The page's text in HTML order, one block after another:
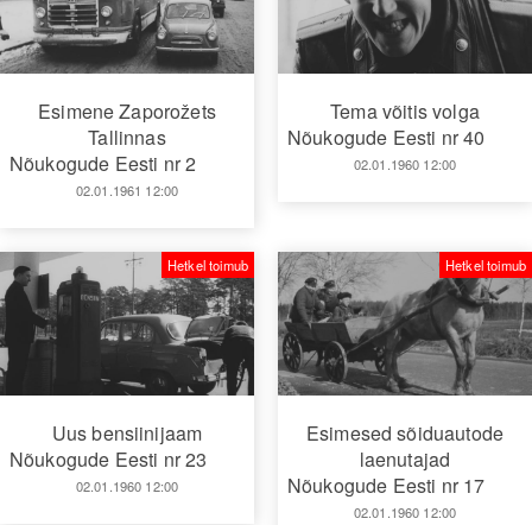
Esimene Zaporožets
Tallinnas
Nõukogude Eesti nr 2
02.01.1961 12:00
Tema võitis volga
Nõukogude Eesti nr 40
02.01.1960 12:00
Uus bensiinijaam
Nõukogude Eesti nr 23
02.01.1960 12:00
Hetkel toimub
Esimesed sõiduautode
laenutajad
Nõukogude Eesti nr 17
02.01.1960 12:00
Hetkel toimub